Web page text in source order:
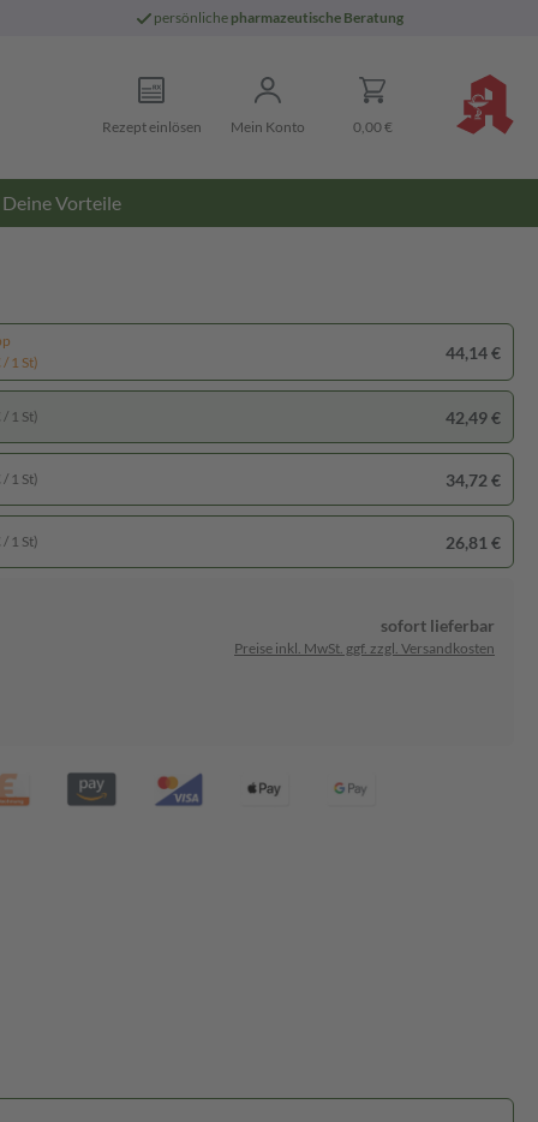
persönliche pharmazeutische Beratung
Rezept einlösen Mein Konto 0,00 €
Deine Vorteile
1 St)
44,14 €
1 St) 42,49 €
1 St) 34,72 €
1 St) 26,81 €
sofort lieferbar
Preise inkl. MwSt. ggf. zzgl. Versandkosten